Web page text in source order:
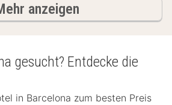
anzeigen
gesucht? Entdecke die
in Barcelona zum besten Preis